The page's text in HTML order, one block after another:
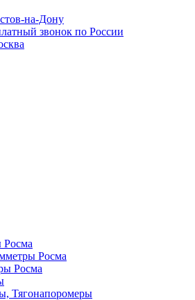
на-Дону
звонок по России
Росма
Росма
Тягонапоромеры